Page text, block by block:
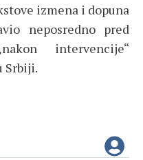
izmena i dopuna
neposredno pred
intervencije“
Srbiji.